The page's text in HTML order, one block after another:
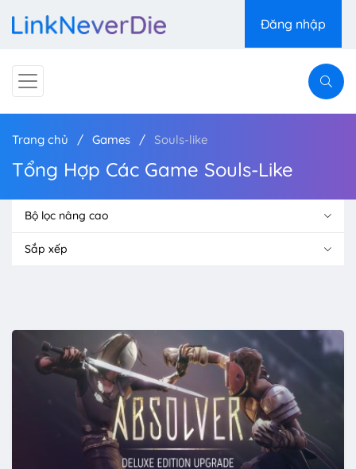
Đăng nhập
Trang chủ Games Souls-like
Tổng Hợp Các Game Souls-Like
Bộ lọc nâng cao
Sắp xếp